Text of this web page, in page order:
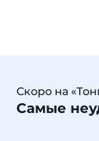
Скоро на
Самые